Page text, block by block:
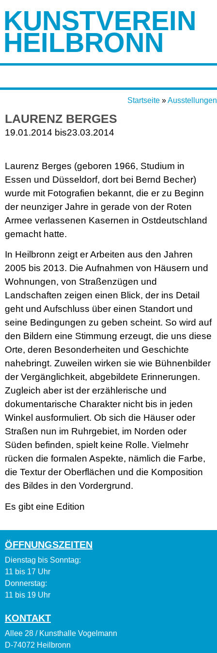
KUNSTVEREIN
HEILBRONN
Startseite »Ausstellungen
LAURENZ BERGES
19.01.2014 bis23.03.2014
Laurenz Berges (geboren 1966, Studium in
Essen und Düsseldorf, dort bei Bernd Becher)
wurde mit Fotografien bekannt, die er zu Beginn
der neunziger Jahre in gerade von der Roten
Armee verlassenen Kasernen in Ostdeutschland
gemacht hatte.
In Heilbronn zeigt er Arbeiten aus den Jahren
2005 bis 2013. Die Aufnahmen von Häusern und
Wohnungen, von Straßenzügen und
Landschaften zeigen einen Blick, der ins Detail
geht und Aufschluss über einen Standort und
seine Bedingungen zu geben scheint. So wird auf
den Bildern eine Stimmung erzeugt, die uns diese
Orte, deren Besonderheiten und Geschichte
nahebringt. Zuweilen wirken sie wie Bühnenbilder
der Vergänglichkeit, abgebildete Erinnerungen.
Zugleich aber ist der erzählerische und
dokumentarische Charakter nicht bis in jeden
Winkel ausformuliert. Ob sich die Häuser oder
Straßen nun im Ruhrgebiet, im Norden oder
Süden befinden, spielt keine Rolle. Vielmehr
rücken die formalen Aspekte, nämlich die Farbe,
die Textur der Oberflächen und die Komposition
des Bildes in den Vordergrund.
Es gibt eine Edition
KONTAKT
Allee 28 / Kunsthalle Vogelmann
D-74072 Heilbronn
ÖFFNUNGSZEITEN
Dienstag bis Sonntag:
11 bis 17 Uhr
Donnerstag:
11 bis 19 Uhr